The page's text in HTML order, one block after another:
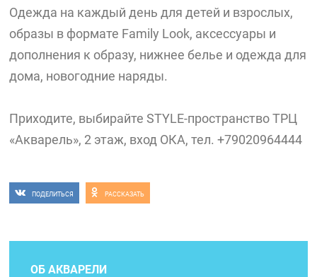
Одежда на каждый день для детей и взрослых,
образы в формате Family Look, аксессуары и
дополнения к образу, нижнее белье и одежда для
дома, новогодние наряды.
Приходите, выбирайте STYLE-пространство ТРЦ
«Акварель», 2 этаж, вход ОКА, тел. +79020964444
ПОДЕЛИТЬСЯ РАССКАЗАТЬ
ОБ АКВАРЕЛИ